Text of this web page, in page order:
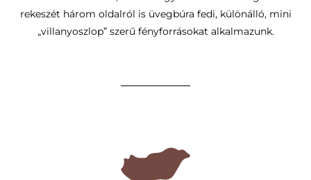
rekeszét három oldalról is üvegbúra fedi, különálló, mini
„villanyoszlop” szerű fényforrásokat alkalmazunk.